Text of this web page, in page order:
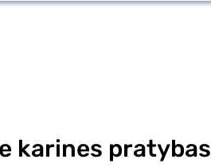
karines pratybas